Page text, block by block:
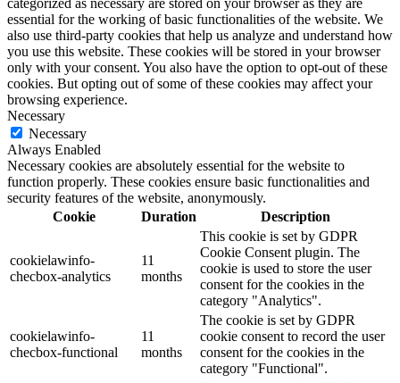
categorized as necessary are stored on your browser as they are
essential for the working of basic functionalities of the website. We
also use third-party cookies that help us analyze and understand how
you use this website. These cookies will be stored in your browser
only with your consent. You also have the option to opt-out of these
cookies. But opting out of some of these cookies may affect your
browsing experience.
Necessary
Necessary
Always Enabled
Necessary cookies are absolutely essential for the website to
function properly. These cookies ensure basic functionalities and
security features of the website, anonymously.
Cookie
Duration Description
cookielawinfo-
checbox-analytics
11
months
This cookie is set by GDPR
Cookie Consent plugin. The
cookie is used to store the user
consent for the cookies in the
category "Analytics".
cookielawinfo-
checbox-functional
11
months
The cookie is set by GDPR
cookie consent to record the user
consent for the cookies in the
category "Functional".